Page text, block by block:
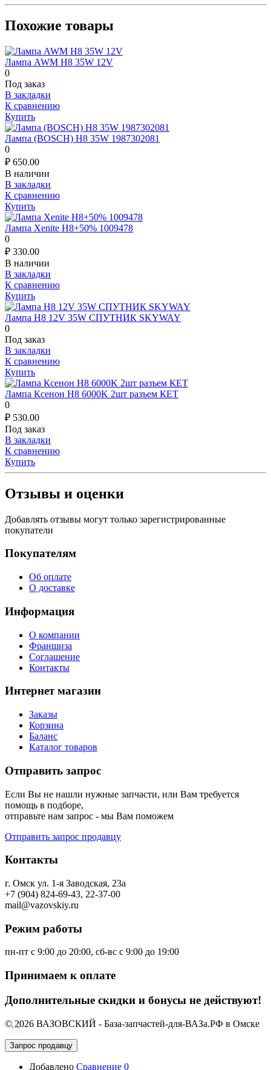
Похожие товары
Лампа AWM H8 35W 12V
0
Под заказ
В закладки
К сравнению
Купить
Лампа (BOSCH) H8 35W 1987302081
0
₽ 650.00
В наличии
В закладки
К сравнению
Купить
Лампа Xenite H8+50% 1009478
0
₽ 330.00
В наличии
В закладки
К сравнению
Купить
Лампа H8 12V 35W СПУТНИК SKYWAY
0
Под заказ
В закладки
К сравнению
Купить
Лампа Ксенон H8 6000K 2шт разъем КЕТ
0
₽ 530.00
Под заказ
В закладки
К сравнению
Купить
Отзывы и оценки
Добавлять отзывы могут только зарегистрированные
покупатели
Покупателям
Об оплате
О доставке
Информация
О компании
Франшиза
Соглашение
Контакты
Интернет магазин
Заказы
Корзина
Баланс
Каталог товаров
Отправить запрос
Если Вы не нашли нужные запчасти, или Вам требуется
помощь в подборе,
отправьте нам запрос - мы Вам поможем
Отправить запрос продавцу
Контакты
г. Омск ул. 1-я Заводская, 23а
+7 (904) 824-69-43, 22-37-00
mail@vazovskiy.ru
Режим работы
пн-пт с 9:00 до 20:00, сб-вс с 9:00 до 19:00
Принимаем к оплате
Дополнительные скидки и бонусы не действуют!
© 2026 ВАЗОВСКИЙ - База-запчастей-для-ВАЗа.РФ в Омске
Запрос продавцу
Добавлено Сравнение 0